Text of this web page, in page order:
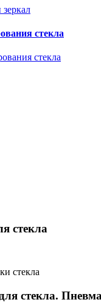
стекла
стекла
стекла.